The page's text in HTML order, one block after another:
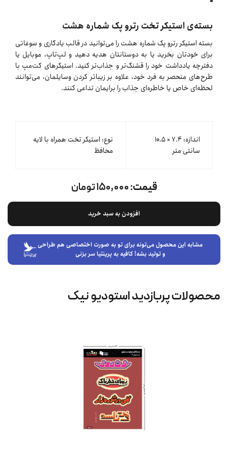
بسته‌ی استیکر تخت رترو پک شماره هشت
بسته استیکر رترو پک شماره هشت را می‌توانید در قالب یادگاری و سوغاتی
برای خودتان بخرید یا به دوستانتان هدیه دهید و لپ‌تاپ، موبایل یا
دفترچه یادداشت خود را قشنگ‌تر و جذاب‌تر کنید. استیکرهای کت‌مپ با
طرح‌های منحصر به فرد خود، علاوه بر زیباتر کردن وسایلمان، می‌توانند
لحظه‌ای خاص یا خاطره‌ای جذاب را برایمان تداعی کنند.
اندازه: ۷.۴ × ۱۰.۵
سانتی متر
نوع: استیکر تخت همراه با لایه
محافظ
قیمت:۱۵۰,۰۰۰ تومان
افزودن به سبد خرید
مشابه این محصول می‌تونه برای تو به صورت اختصاصی هم طراحی
و تولید بشه! کافیه به پرینتیا سر بزنی
محصولات پربازدید استودیو نیک